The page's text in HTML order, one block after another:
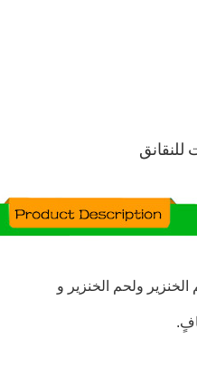
ولحم الخنزير و